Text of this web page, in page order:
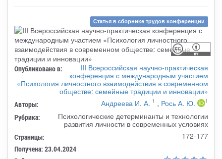
Статья в сборнике трудов конференции
Опубликовано в:
III Всероссийская научно-практическая
конференция с международным участием
«Психология личностного взаимодействия в современном
обществе: семейные традиции и инновации»
Авторы: Андреева И. А. 1 , Рось А. Ю. 1
Рубрика:
Психологические детерминанты и технологии
развития личности в современных условиях
Страницы: 172-177
Получена: 23.04.2024